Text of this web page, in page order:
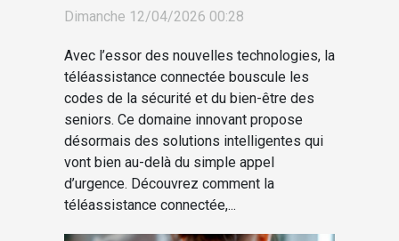
Dimanche 12/04/2026 00:28
Avec l’essor des nouvelles technologies, la
téléassistance connectée bouscule les
codes de la sécurité et du bien-être des
seniors. Ce domaine innovant propose
désormais des solutions intelligentes qui
vont bien au-delà du simple appel
d’urgence. Découvrez comment la
téléassistance connectée,...